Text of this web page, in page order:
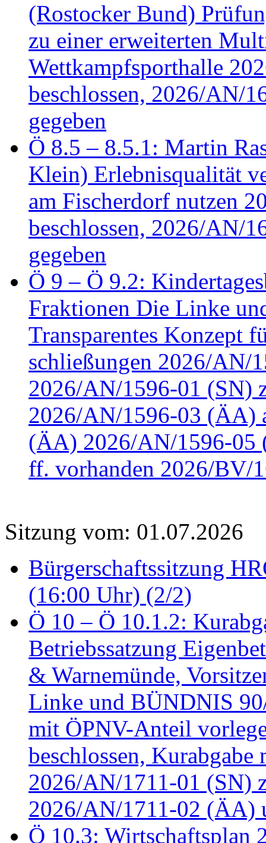
(Rostocker Bund)
zu einer erweiterten
Wettkampfsporthalle
beschlossen, 2026/AN/
gegeben
Ö 8.5 – 8.5.1: Martin
Klein) Erlebnisqualität
am Fischerdorf nutzen
beschlossen, 2026/AN/
gegeben
Ö 9 – Ö 9.2:
Fraktionen Die Linke
Transparentes Konzept
schließungen 2026/AN/
2026/AN/1596-01 (SN)
2026/AN/1596-03 (ÄA)
(ÄA) 2026/AN/1596-05
ff. vorhanden 2026/BV/
Sitzung vom: 01.07.2026
Bürgerschaftssitzung
(16:00 Uhr) (2/2)
Ö 10 – Ö 10.1.2:
Betriebssatzung
& Warnemünde,
Linke und BÜNDNIS
mit ÖPNV-Anteil
beschlossen,
2026/AN/1711-01 (SN)
2026/AN/1711-02 (ÄA)
Ö 10.3: Wirtschaftsplan